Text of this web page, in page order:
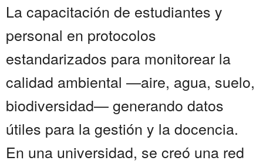
La capacitación de estudiantes y
personal en protocolos
estandarizados para monitorear la
calidad ambiental —aire, agua, suelo,
biodiversidad— generando datos
útiles para la gestión y la docencia.
En una universidad, se creó una red